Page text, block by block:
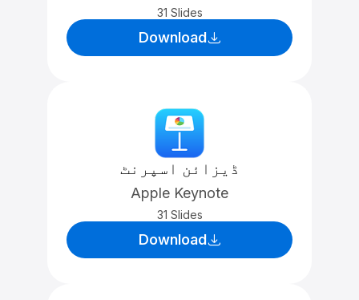
31 Slides
Download
ڈیزائن اسپرنٹ
Apple Keynote
31 Slides
Download